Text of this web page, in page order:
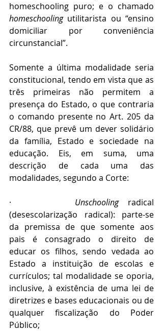
homeschooling utilitarista ou “ensino
domiciliar por conveniência
circunstancial”.
Somente a última modalidade seria
constitucional, tendo em vista que as
três primeiras não permitem a
presença do Estado, o que contraria
o comando presente no Art. 205 da
CR/88, que prevê um dever solidário
da família, Estado e sociedade na
educação. Eis, em suma, uma
descrição de cada uma das
modalidades, segundo a Corte:
· Unschooling radical
(desescolarização radical): parte-se
da premissa de que somente aos
pais é consagrado o direito de
educar os filhos, sendo vedada ao
Estado a instituição de escolas e
currículos; tal modalidade se oporia,
inclusive, à existência de uma lei de
diretrizes e bases educacionais ou de
qualquer fiscalização do Poder
Público;